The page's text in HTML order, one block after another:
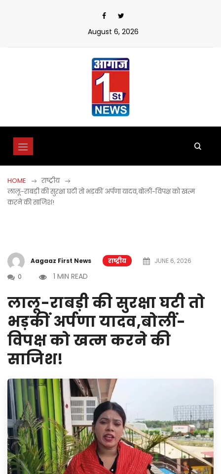
August 6, 2026
HOME
राष्ट्रीय
लालू-राबड़ी की सुरक्षा घटी तो भड़कीं अर्पणा यादव,बोलीं-विपक्ष को खत्म
करने की साजिश!
Aagaaz First News राष्ट्रीय
JUNE 6, 2026
0
1 MIN READ
लालू-राबड़ी की सुरक्षा घटी तो
भड़कीं अर्पणा यादव,बोलीं-
विपक्ष को खत्म करने की
साजिश!